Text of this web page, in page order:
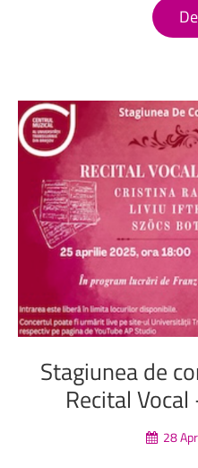
Stagiuneade
Recital Vocal
28